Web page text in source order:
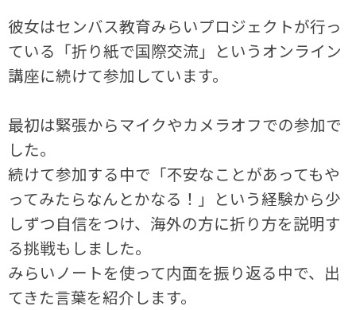
彼女はセンバス教育みらいプロジェクトが行っ
ている「折り紙で国際交流」というオンライン
講座に続けて参加しています。
最初は緊張からマイクやカメラオフでの参加で
した。
続けて参加する中で「不安なことがあってもや
ってみたらなんとかなる！」という経験から少
しずつ自信をつけ、海外の方に折り方を説明す
る挑戦もしました。
みらいノートを使って内面を振り返る中で、出
てきた言葉を紹介します。